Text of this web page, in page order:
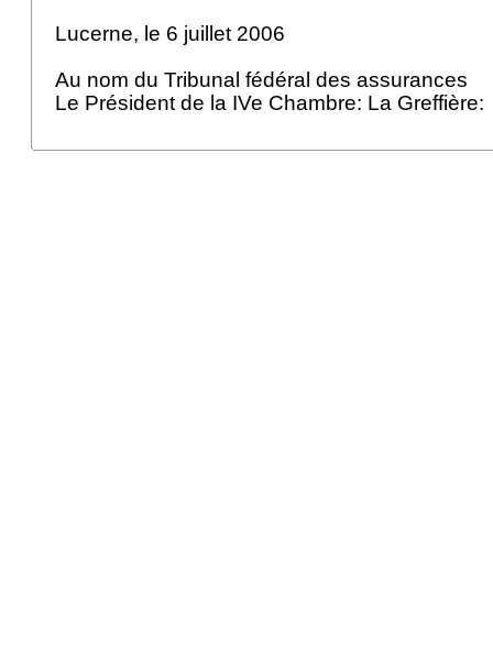
Lucerne, le 6 juillet 2006
Au nom du Tribunal fédéral des assurances
Le Président de la IVe Chambre: La Greffière: